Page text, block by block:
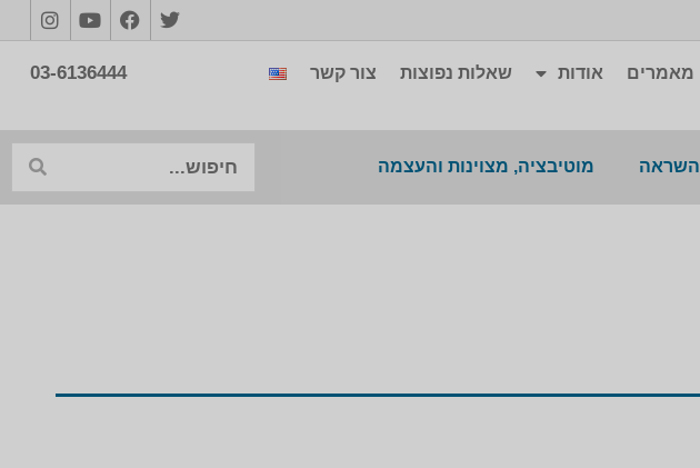
מאמרים אודות שאלות נפוצות צור קשר 03-6136444
השראה מוטיבציה, מצוינות והעצמה